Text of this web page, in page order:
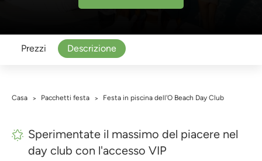
Prezzi Descrizione
Casa > Pacchetti festa > Festa in piscina dell'O Beach Day Club
Sperimentate il massimo del piacere nel
day club con l'accesso VIP